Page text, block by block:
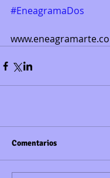
#EneagramaDos
www.eneagramarte.co
Comentarios